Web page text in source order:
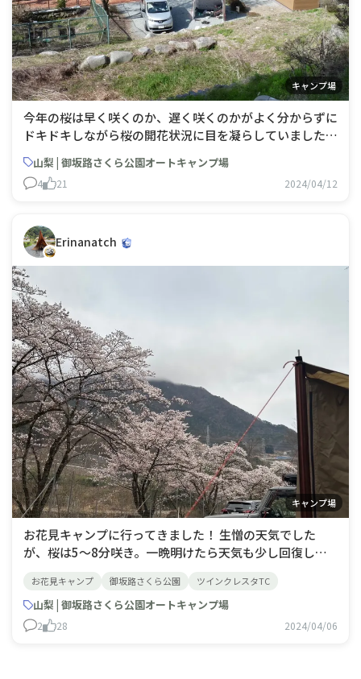
キャンプ場
今年の桜は早く咲くのか、遅く咲くのかがよく分からずに
ドキドキしながら桜の開花状況に目を凝らしていました。
みを覚悟しながら見守っておりましたらオートキャンプ場
の日程調整、再申し込みをすることなく満開の桜の下でお
山梨 | 御坂路さくら公園オートキャンプ場
4 21 2024/04/12
Erinanatch
キャンプ場
お花見キャンプに行ってきました！ 生憎の天気でした
が、桜は5〜8分咲き。一晩明けたら天気も少し回復し
すね。
お花見キャンプ 御坂路さくら公園 ツインクレスタTC
山梨 | 御坂路さくら公園オートキャンプ場
2 28 2024/04/06